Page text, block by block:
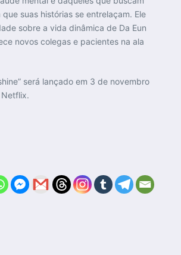
suas histórias se entrelaçam. Ele
sobre a vida dinâmica de Da Eun
novos colegas e pacientes na ala
será lançado em 3 de novembro